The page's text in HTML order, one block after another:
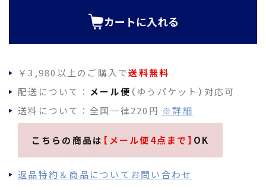
カートに入れる
￥3,980以上のご購入で送料無料
配送について： メール便 （ゆうパケット）対応可
送料について：全国一律220円 ※詳細
こちらの商品は 【メール便4点まで】 OK
返品特約＆商品についてお問い合わせ